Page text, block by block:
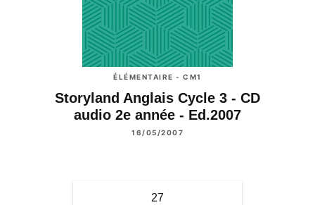
ÉLÉMENTAIRE - CM1
Storyland Anglais Cycle 3 - CD
audio 2e année - Ed.2007
16/05/2007
27